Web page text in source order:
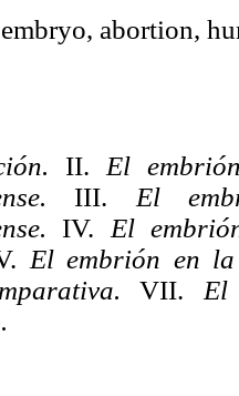
embryo, abortion,
II. El
III. El
IV. El
El embrión en
VII. El